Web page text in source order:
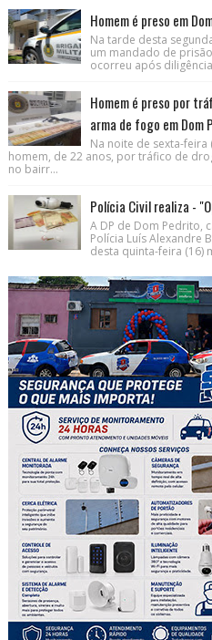
Homem é preso em
Na tarde desta
um mandado de
ocorreu após
Homem é preso por
arma de fogo em Dom
Na noite de sexta-feira
homem, de 22 anos, por tráfico de
no bairr...
Polícia Civil realiza -
A DP de Dom Pedrito,
Polícia Luís Alexandre
desta quinta-feira (16)